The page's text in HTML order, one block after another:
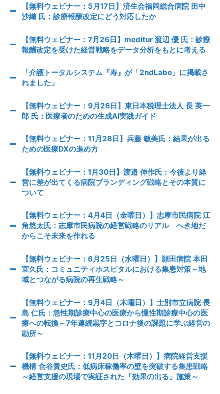
【無料ウェビナー：5月17日】済生会福岡総合病院 田中
沙織 氏：診療報酬改定にどう対応したか
【無料ウェビナー：7月26日】meditur 渡辺 優 氏：診療
報酬改定を受けた経営戦略をデータ分析をもとに考える
「介護トータルシステム『寿』が「2ndLabo」に掲載さ
れました」
【無料ウェビナー：9月26日】東日本税理士法人 長 英一
郎 氏：医療者のための生成AI実践ガイド
【無料ウェビナー：11月28日】兵藤 敏美氏：結果が出る
ための医療DXの進め方
【無料ウェビナー：1月30日】渡邉 伸作氏：今後より経
営に差が出てくる病院ブランディング戦略とその本質に
ついて
【無料ウェビナー：4月4日（金曜日）】志摩市民病院 江
角悠太氏：志摩市民病院の経営戦略のリアル へき地だ
からこそ未来を作れる
【無料ウェビナー：6月25日（水曜日）】頴田病院 本田
宜久氏：コミュニティホスピタルにおける集患対策～地
域とつながる病院の再生戦略～
【無料ウェビナー：9月4日（木曜日）】士別市立病院 長
島 仁氏：急性期診療中心の医療から慢性期診療中心の医
療への転換～7年連続黒字とコロナ後の課題に学ぶ経営の
勘所～
【無料ウェビナー：11月20日（木曜日）】病院経営支援
機構 合谷貴史氏：低病床稼働率の壁を突破する集患戦略
～経営支援の現場で実証された「効果の出る」施策～